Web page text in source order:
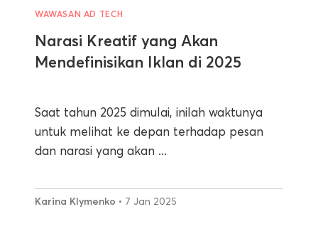
WAWASAN AD TECH
Narasi Kreatif yang Akan
Mendefinisikan Iklan di 2025
Saat tahun 2025 dimulai, inilah waktunya
untuk melihat ke depan terhadap pesan
dan narasi yang akan ...
Karina Klymenko • 7 Jan 2025